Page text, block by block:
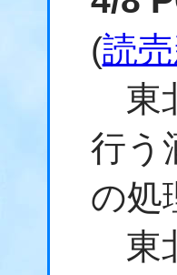
(読
東
行う
の処
東